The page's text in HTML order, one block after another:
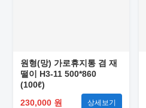
원형(망) 가로휴지통 겸 재
떨이 H3-11 500*860
(100ℓ)
230,000 원
상세보기